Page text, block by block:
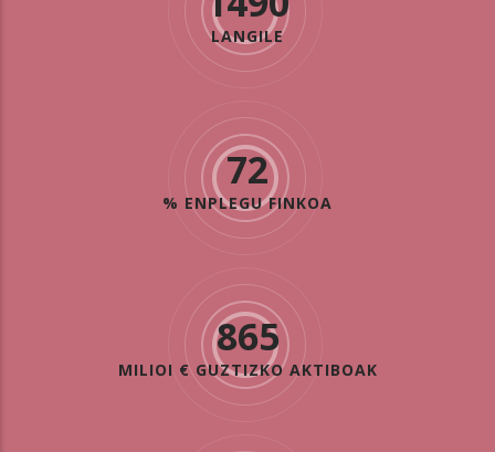
LANGILE
72
% ENPLEGU FINKOA
865
MILIOI € GUZTIZKO AKTIBOAK